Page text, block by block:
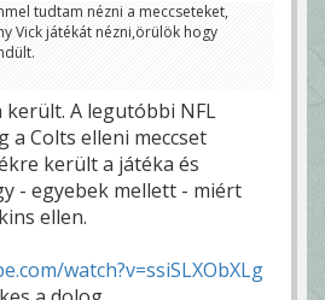
tudtam nézni a meccseteket,
Vick játékát nézni,örülök hogy
került. A legutóbbi NFL
a Colts elleni meccset
került a játéka és
- egyebek mellett - miért
ellen.
watch?v=ssiSLXObXLg